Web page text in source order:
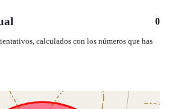
0
calculados con los números que has